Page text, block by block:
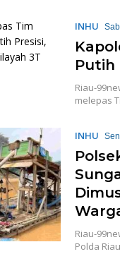
INHU
Putih
Riau-
melepas
INHU
Riau-
Polda